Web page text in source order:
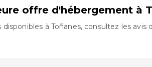
offre d'hébergement à
à Toñanes, consultez les